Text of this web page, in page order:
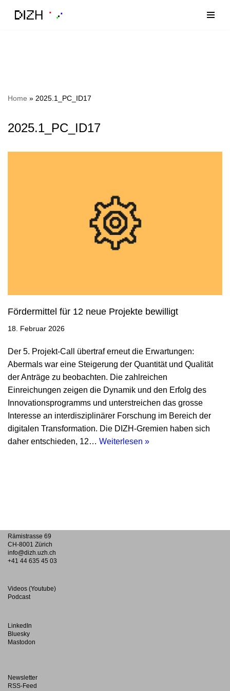
Home » 2025.1_PC_ID17
2025.1_PC_ID17
Fördermittel für 12 neue Projekte bewilligt
18. Februar 2026
Der 5. Projekt-Call übertraf erneut die Erwartungen:
Abermals war eine Steigerung der Quantität und Qualität
der Anträge zu beobachten. Die zahlreichen
Einreichungen zeigen die Dynamik und den Erfolg des
Innovationsprogramms und unterstreichen das grosse
Interesse an interdisziplinärer Forschung im Bereich der
digitalen Transformation. Die DIZH-Gremien haben sich
daher entschieden, 12… Weiterlesen »
Rämistrasse 69
CH-8001 Zürich
info@dizh.uzh.ch
+41 44 635 45 03
Videos (Youtube)
Podcast
LinkedIn
Bluesky
Mastodon
Newsletter
RSS-Feed